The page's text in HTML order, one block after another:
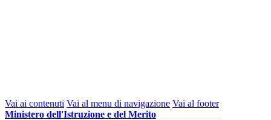
Vai ai contenuti Vai al menu di navigazione Vai al footer
Ministero dell'Istruzione e del Merito